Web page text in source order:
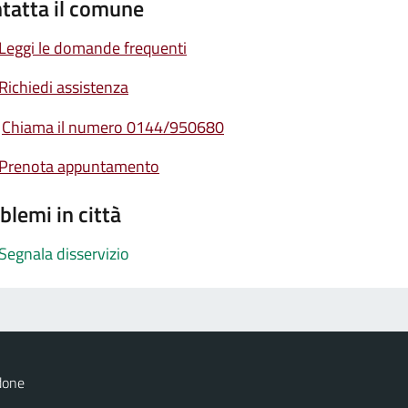
il comune
le domande frequenti
assistenza
Chiama il numero 0144/950680
appuntamento
in città
disservizio